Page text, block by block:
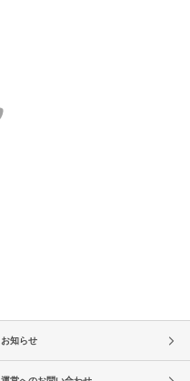
お知らせ